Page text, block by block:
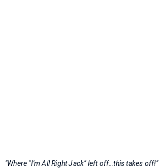
"Where "I'm All Right Jack" left off…this takes off!"